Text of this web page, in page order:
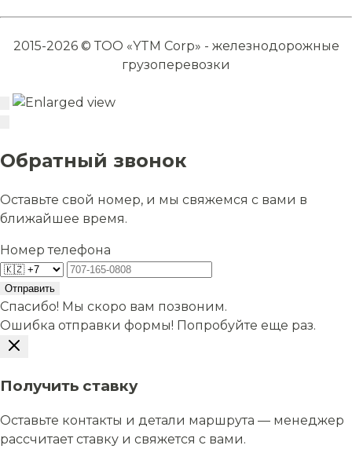
2015-2026 © ТОО «YTM Corp» - железнодорожные
грузоперевозки
Обратный звонок
Оставьте свой номер, и мы свяжемся с вами в
ближайшее время.
Номер телефона
Отправить
Спасибо! Мы скоро вам позвоним.
Ошибка отправки формы! Попробуйте еще раз.
Получить ставку
Оставьте контакты и детали маршрута — менеджер
рассчитает ставку и свяжется с вами.